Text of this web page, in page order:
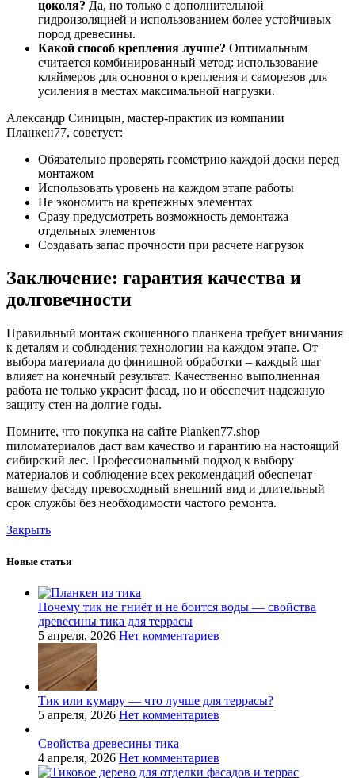
цоколя? Да, но только с дополнительной
гидроизоляцией и использованием более устойчивых
пород древесины.
Какой способ крепления лучше? Оптимальным
считается комбинированный метод: использование
кляймеров для основного крепления и саморезов для
усиления в местах максимальной нагрузки.
Александр Синицын, мастер-практик из компании
Планкен77, советует:
Обязательно проверять геометрию каждой доски перед
монтажом
Использовать уровень на каждом этапе работы
Не экономить на крепежных элементах
Сразу предусмотреть возможность демонтажа
отдельных элементов
Создавать запас прочности при расчете нагрузок
Заключение: гарантия качества и
долговечности
Правильный монтаж скошенного планкена требует внимания
к деталям и соблюдения технологии на каждом этапе. От
выбора материала до финишной обработки – каждый шаг
влияет на конечный результат. Качественно выполненная
работа не только украсит фасад, но и обеспечит надежную
защиту стен на долгие годы.
Помните, что покупка на сайте Planken77.shop
пиломатериалов даст вам качество и гарантию на настоящий
сибирский лес. Профессиональный подход к выбору
материалов и соблюдение всех рекомендаций обеспечат
вашему фасаду превосходный внешний вид и длительный
срок службы без необходимости частого ремонта.
Закрыть
Новые статьи
Почему тик не гниёт и не боится воды — свойства
древесины тика для террасы
5 апреля, 2026 Нет комментариев
Тик или кумару — что лучше для террасы?
5 апреля, 2026 Нет комментариев
Свойства древесины тика
4 апреля, 2026 Нет комментариев